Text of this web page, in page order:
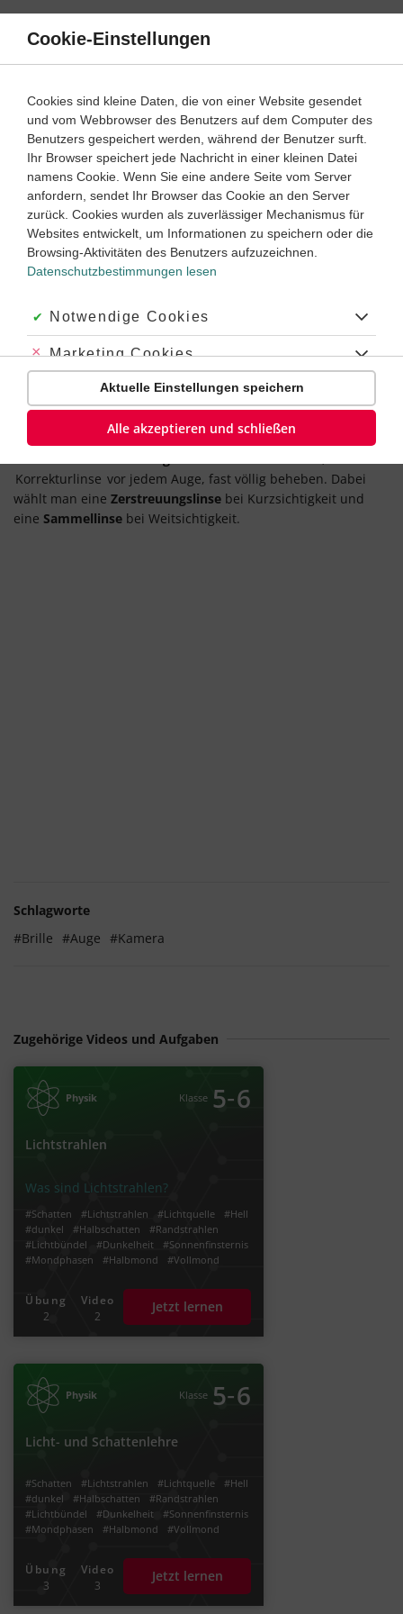
Direkt
Inhalt
Physik 5. Klasse ‐ Abitur
Kurzsichtigkeit und Weitsichtigkeit
KurzsichtigkeitundWeitsichtigkeitsind zwei häufige Formen
vonFehlsichtigkeit, die man physikalisch als
Abbildungsfehlerdes „Kamerasystems Auge“ verstehen
kann.
gesunde Augelinse immer so gekrümmt, dass das Bild auf der
Akkommodation. Dies bedeutet, dass der Brennpunkt der
Linse genau in der (gekrümmten) Ebene der Netzhaut liegt.
Wenn dies nicht der Fall ist,
spricht man von Kurzsichtigkeit
wenn der Brennpunkt
der Netzhaut liegt, und von
Weitsichtigkeit , wenn erdahinterliegt. Diese Sehfehler
Korrekturlinse vor jedem Auge, fast völlig beheben. Dabei
wählt man eine Zerstreuungslinse bei Kurzsichtigkeit und
eine Sammellinse bei Weitsichtigkeit.
Schlagworte
#Brille #Auge #Kamera
Zugehörige Videos und Aufgaben
Physik Klasse 5‐6
Lichtstrahlen
Was sind Lichtstrahlen?
#Schatten #Lichtstrahlen #Lichtquelle
#Hell
#dunkel
#Halbschatten
#Randstrahlen
#Lichtbündel
#Dunkelheit
#Sonnenfinsternis
#Mondphasen
#Halbmond
#Vollmond
Übung
2
Video
2
Jetzt lernen
Physik Klasse 5‐6
Licht- und Schattenlehre
#Schatten #Lichtstrahlen #Lichtquelle
#Hell
#dunkel
#Halbschatten
#Randstrahlen
#Lichtbündel
#Dunkelheit
#Sonnenfinsternis
#Mondphasen
#Halbmond #Vollmond
Übung
3
Video
3
Jetzt lernen
Cookie-Einstellungen
Cookies sind kleine Daten, die von einer Website gesendet
und vom Webbrowser des Benutzers auf dem Computer des
Benutzers gespeichert werden, während der Benutzer surft.
Ihr Browser speichert jede Nachricht in einer kleinen Datei
namens Cookie. Wenn Sie eine andere Seite vom Server
anfordern, sendet Ihr Browser das Cookie an den Server
zurück. Cookies wurden als zuverlässiger Mechanismus für
Websites entwickelt, um Informationen zu speichern oder die
Browsing-Aktivitäten des Benutzers aufzuzeichnen.
Datenschutzbestimmungen lesen
Akzeptiert:
Notwendige Cookies
Abgelehnt:
Marketing Cookies
Abgelehnt:
Personalisierungs-Cookies
Aktuelle Einstellungen speichern
Alle akzeptieren und schließen